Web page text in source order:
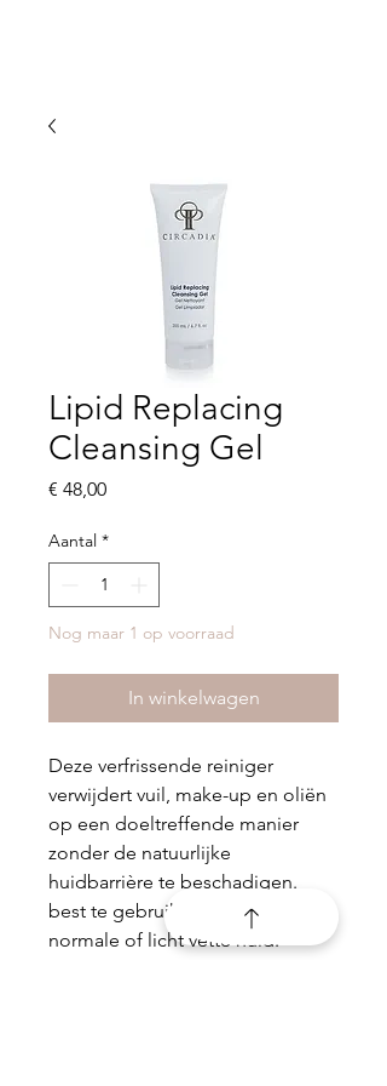
Lipid Replacing
Cleansing Gel
€ 48,00Prijs
Aantal *
Nog maar 1 op voorraad
In winkelwagen
Deze verfrissende reiniger
verwijdert vuil, make-up en oliën
op een doeltreffende manier
zonder de natuurlijke
huidbarrière te beschadigen.
best te gebruiken op een
normale of licht vette huid.